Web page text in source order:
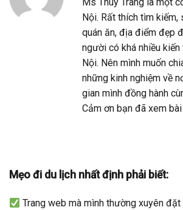
Nội. Rất thích tìm kiếm,
quán ăn, địa điểm đẹp
người có khá nhiều
Nội. Nên mình muốn
những kinh nghiệm về
gian mình đồng hành
Cảm ơn bạn đã xem
Mẹo đi du lịch nhất định phải biết:
Trang web mà mình thường xuyên